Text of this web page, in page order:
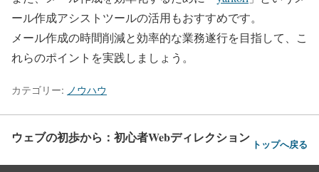
ール作成アシストツールの活用もおすすめです。
メール作成の時間削減と効率的な業務遂行を目指して、こ
れらのポイントを実践しましょう。
カテゴリー: ノウハウ
ウェブの初歩から：初心者Webディレクション トップへ戻る